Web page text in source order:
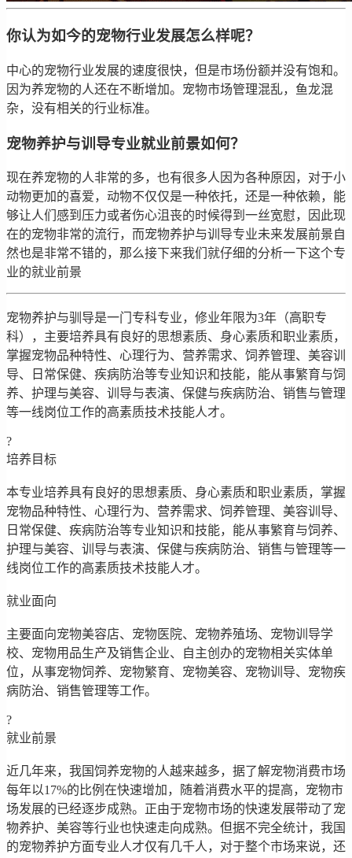
你认为如今的宠物行业发展怎么样呢？
中心的宠物行业发展的速度很快，但是市场份额并没有饱和。
因为养宠物的人还在不断增加。宠物市场管理混乱，鱼龙混
杂，没有相关的行业标准。
宠物养护与训导专业就业前景如何？
现在养宠物的人非常的多，也有很多人因为各种原因，对于小
动物更加的喜爱，动物不仅仅是一种依托，还是一种依赖，能
够让人们感到压力或者伤心沮丧的时候得到一丝宽慰，因此现
在的宠物非常的流行，而宠物养护与训导专业未来发展前景自
然也是非常不错的，那么接下来我们就仔细的分析一下这个专
业的就业前景
宠物养护与驯导是一门专科专业，修业年限为3年（高职专
科），主要培养具有良好的思想素质、身心素质和职业素质，
掌握宠物品种特性、心理行为、营养需求、饲养管理、美容训
导、日常保健、疾病防治等专业知识和技能，能从事繁育与饲
养、护理与美容、训导与表演、保健与疾病防治、销售与管理
等一线岗位工作的高素质技术技能人才。
?
培养目标
本专业培养具有良好的思想素质、身心素质和职业素质，掌握
宠物品种特性、心理行为、营养需求、饲养管理、美容训导、
日常保健、疾病防治等专业知识和技能，能从事繁育与饲养、
护理与美容、训导与表演、保健与疾病防治、销售与管理等一
线岗位工作的高素质技术技能人才。
就业面向
主要面向宠物美容店、宠物医院、宠物养殖场、宠物训导学
校、宠物用品生产及销售企业、自主创办的宠物相关实体单
位，从事宠物饲养、宠物繁育、宠物美容、宠物训导、宠物疾
病防治、销售管理等工作。
?
就业前景
近几年来，我国饲养宠物的人越来越多，据了解宠物消费市场
每年以17%的比例在快速增加，随着消费水平的提高，宠物市
场发展的已经逐步成熟。正由于宠物市场的快速发展带动了宠
物养护、美容等行业也快速走向成熟。但据不完全统计，我国
的宠物养护方面专业人才仅有几千人，对于整个市场来说，还